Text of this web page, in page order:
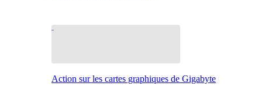
Action sur les cartes graphiques de Gigabyte